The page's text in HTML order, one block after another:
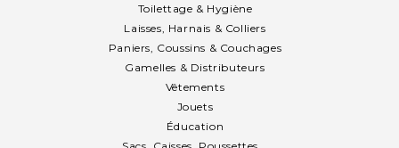
Toilettage & Hygiène
Laisses, Harnais & Colliers
Paniers, Coussins & Couchages
Gamelles & Distributeurs
Vêtements
Jouets
Éducation